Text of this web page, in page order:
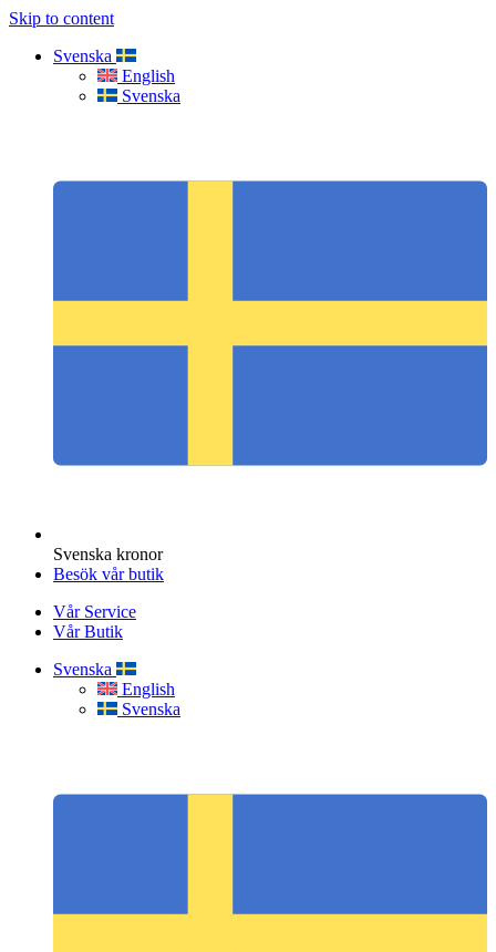
Skip to content
Svenska
English
Svenska
Svenska kronor
Besök vår butik
Vår Service
Vår Butik
Svenska
English
Svenska